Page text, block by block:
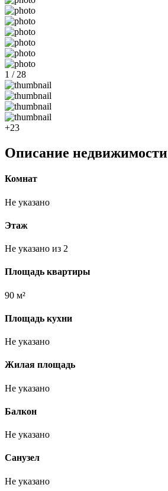
1 / 28
+23
Описание недвижимости
Комнат
Не указано
Этаж
Не указано из 2
Площадь квартиры
90 м²
Площадь кухни
Не указано
Жилая площадь
Не указано
Балкон
Не указано
Санузел
Не указано